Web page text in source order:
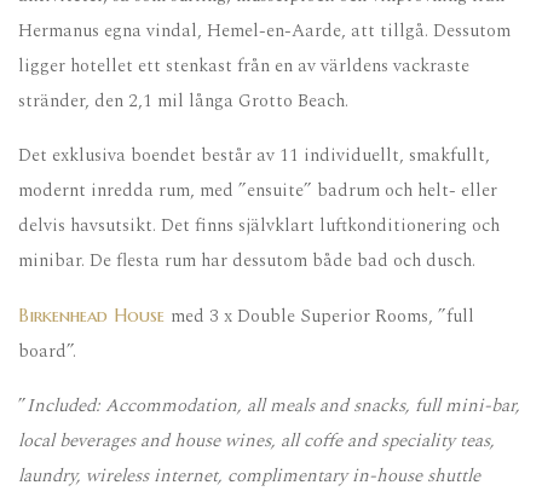
Hermanus egna vindal, Hemel-en-Aarde, att tillgå. Dessutom
ligger hotellet ett stenkast från en av världens vackraste
stränder, den 2,1 mil långa Grotto Beach.
Det exklusiva boendet består av 11 individuellt, smakfullt,
modernt inredda rum, med ”ensuite” badrum och helt- eller
delvis havsutsikt. Det finns självklart luftkonditionering och
minibar. De flesta rum har dessutom både bad och dusch.
Birkenhead House med 3 x Double Superior Rooms, ”full
board”.
”Included: Accommodation, all meals and snacks, full mini-bar,
local beverages and house wines, all coffe and speciality teas,
laundry, wireless internet, complimentary in-house shuttle